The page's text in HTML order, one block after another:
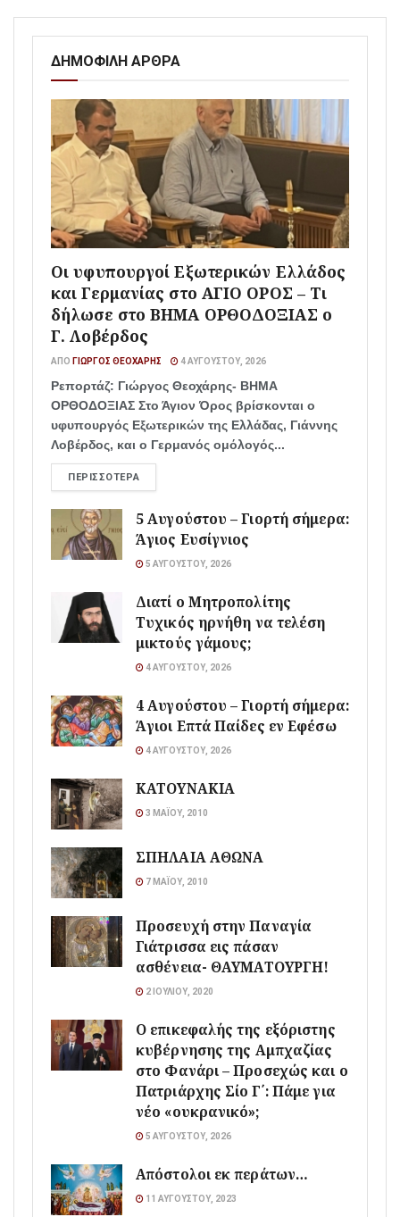
ΔΗΜΟΦΙΛΗ ΑΡΘΡΑ
Οι υφυπουργοί Εξωτερικών Ελλάδος
και Γερμανίας στο ΑΓΙΟ ΟΡΟΣ – Τι
δήλωσε στο ΒΗΜΑ ΟΡΘΟΔΟΞΙΑΣ ο
Γ. Λοβέρδος
ΑΠΌ ΓΙΏΡΓΟΣ ΘΕΟΧΆΡΗΣ 4 ΑΥΓΟΎΣΤΟΥ, 2026
Ρεπορτάζ: Γιώργος Θεοχάρης- ΒΗΜΑ
ΟΡΘΟΔΟΞΙΑΣ Στο Άγιον Όρος βρίσκονται ο
υφυπουργός Εξωτερικών της Ελλάδας, Γιάννης
Λοβέρδος, και ο Γερμανός ομόλογός...
ΠΕΡΙΣΣΌΤΕΡΑ
5 Αυγούστου – Γιορτή σήμερα:
Άγιος Ευσίγνιος
5 ΑΥΓΟΎΣΤΟΥ, 2026
Διατί ο Μητροπολίτης
Τυχικός ηρνήθη να τελέση
μικτούς γάμους;
4 ΑΥΓΟΎΣΤΟΥ, 2026
4 Αυγούστου – Γιορτή σήμερα:
Άγιοι Επτά Παίδες εν Εφέσω
4 ΑΥΓΟΎΣΤΟΥ, 2026
ΚΑΤΟΥΝΑΚΙΑ
3 ΜΑΪ́ΟΥ, 2010
ΣΠΗΛΑΙΑ ΑΘΩΝΑ
7 ΜΑΪ́ΟΥ, 2010
Προσευχή στην Παναγία
Γιάτρισσα εις πάσαν
ασθένεια- ΘΑΥΜΑΤΟΥΡΓΗ!
2 ΙΟΥΛΊΟΥ, 2020
Ο επικεφαλής της εξόριστης
κυβέρνησης της Αμπχαζίας
στο Φανάρι – Προσεχώς και ο
Πατριάρχης Σίο Γ΄: Πάμε για
νέο «ουκρανικό»;
5 ΑΥΓΟΎΣΤΟΥ, 2026
Απόστολοι εκ περάτων…
11 ΑΥΓΟΎΣΤΟΥ, 2023